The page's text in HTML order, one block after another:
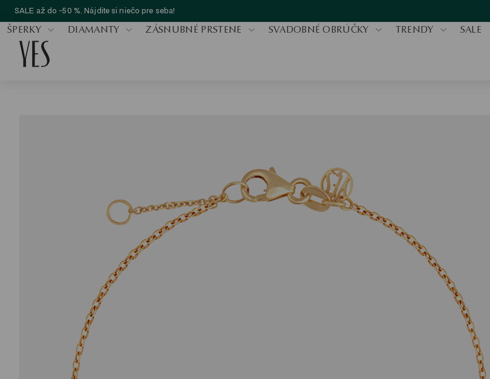
SALE až do -50 %. Nájdite si niečo pre seba!
ŠPERKY DIAMANTY ZÁSNUBNÉ PRSTENE SVADOBNÉ OBRÚČKY TRENDY SALE